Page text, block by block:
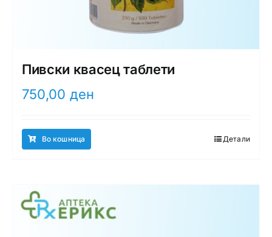
Пивски квасец таблети
750,00 ден
Во кошница Детали